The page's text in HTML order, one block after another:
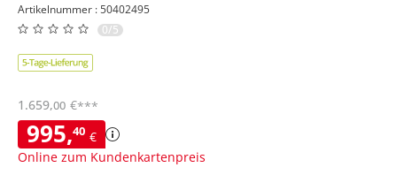
Artikelnummer : 50402495
0/5
995,40 €
Online zum Kundenkartenpreis
1.659,00 €***